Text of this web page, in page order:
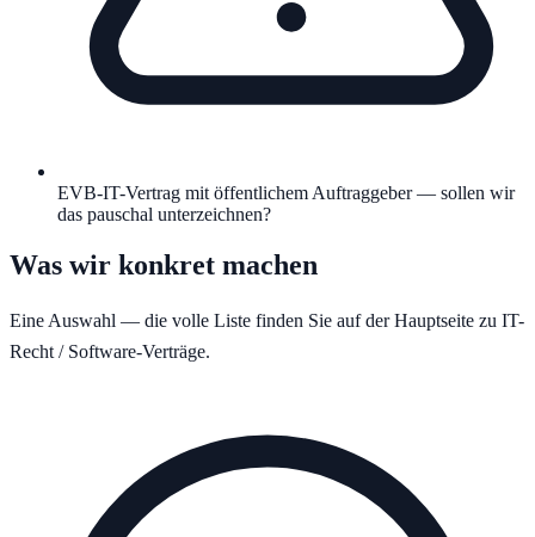
EVB-IT-Vertrag mit öffentlichem Auftraggeber — sollen wir
das pauschal unterzeichnen?
Was wir konkret machen
Eine Auswahl — die volle Liste finden Sie auf der Hauptseite zu IT-
Recht / Software-Verträge.